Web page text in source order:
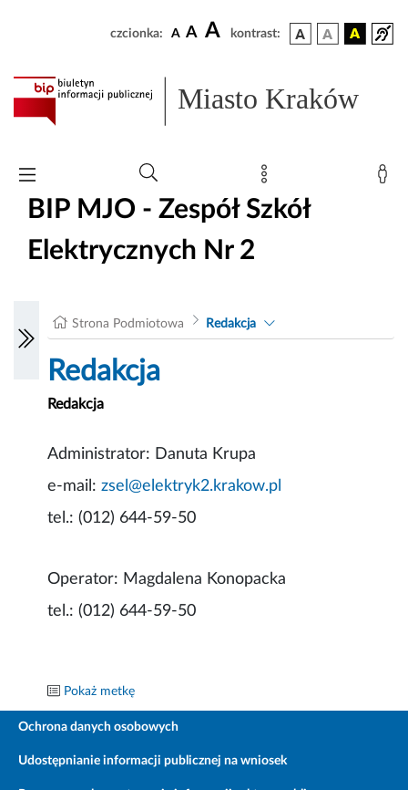
czcionka: A A A kontrast:
Miasto Kraków
BIP MJO - Zespół Szkół
Elektrycznych Nr 2
Strona Podmiotowa Redakcja
Redakcja
Redakcja
Administrator: Danuta Krupa
e-mail:zsel@elektryk2.krakow.pl
tel.: (012) 644-59-50
Operator: Magdalena Konopacka
tel.: (012) 644-59-50
Pokaż metkę
Ochrona danych osobowych
Udostępnianie informacji publicznej na wniosek